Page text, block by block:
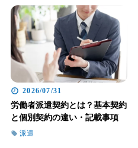
2026/07/31
労働者派遣契約とは？基本契約
と個別契約の違い・記載事項
派遣